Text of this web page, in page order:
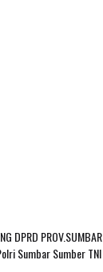
DPRD PROV.SUMBAR
SumbarSumberTNI